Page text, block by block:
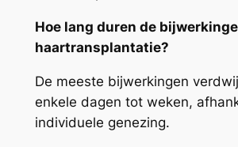
Hoe lang duren de
haartransplantatie?
De meeste bijwerkingen
enkele dagen tot weken,
individuele genezing.